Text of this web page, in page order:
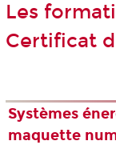
Les
Certificat
Systèmes
maquette